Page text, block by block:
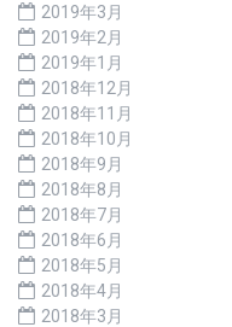
2019年3月
2019年2月
2019年1月
2018年12月
2018年11月
2018年10月
2018年9月
2018年8月
2018年7月
2018年6月
2018年5月
2018年4月
2018年3月